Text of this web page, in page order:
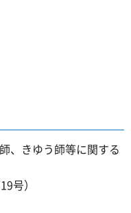
、きゆう師等に関する
号）